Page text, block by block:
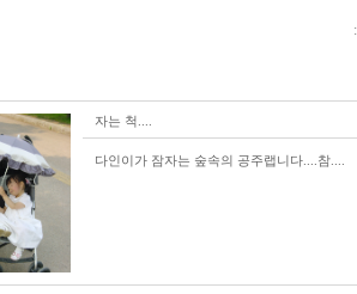
자는 척....
다인이가 잠자는 숲속의 공주랩니다....참....